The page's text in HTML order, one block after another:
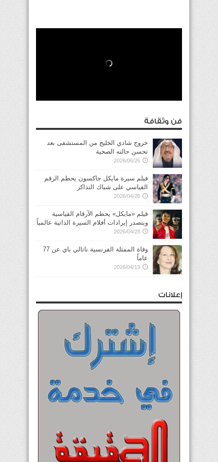
فن وثقافة
خروج شادي الخليج من المستشفى بعد
تحسن حالته الصحية
2026/06/26
فيلم سيرة مايكل جاكسون يحطم الرقم
القياسي على شباك التذاكر
2026/04/28
فيلم «مايكل» يحطم الأرقام القياسية
ويتصدر إيرادات أفلام السيرة الذاتية عالمياً
2026/04/28
وفاة الممثلة الفرنسية ناتالي باي عن 77
عاماً
2026/04/19
إعلانات